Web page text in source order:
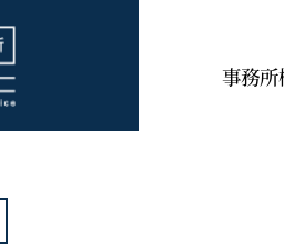
事務所